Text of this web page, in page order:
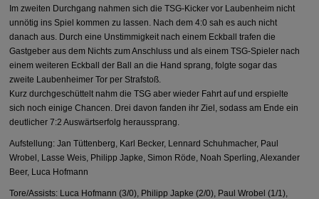
Im zweiten Durchgang nahmen sich die TSG-Kicker vor Laubenheim nicht
unnötig ins Spiel kommen zu lassen. Nach dem 4:0 sah es auch nicht
danach aus. Durch eine Unstimmigkeit nach einem Eckball trafen die
Gastgeber aus dem Nichts zum Anschluss und als einem TSG-Spieler nach
einem weiteren Eckball der Ball an die Hand sprang, folgte sogar das
zweite Laubenheimer Tor per Strafstoß.
Kurz durchgeschüttelt nahm die TSG aber wieder Fahrt auf und erspielte
sich noch einige Chancen. Drei davon fanden ihr Ziel, sodass am Ende ein
deutlicher 7:2 Auswärtserfolg heraussprang.
Aufstellung: Jan Tüttenberg, Karl Becker, Lennard Schuhmacher, Paul
Wrobel, Lasse Weis, Philipp Japke, Simon Röde, Noah Sperling, Alexander
Beer, Luca Hofmann
Tore/Assists: Luca Hofmann (3/0), Philipp Japke (2/0), Paul Wrobel (1/1),